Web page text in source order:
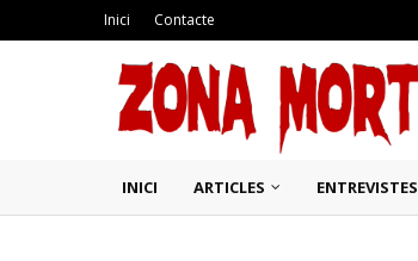
Inici Contacte
INICI ARTICLES ENTREVISTES